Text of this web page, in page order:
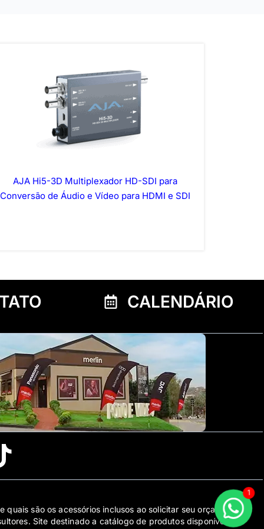
AJA Hi5-3D Multiplexador HD-SDI para
Conversão de Áudio e Vídeo para HDMI e SDI
CALENDÁRIO
quais são os acessórios inclusos ao solicitar seu orçamento
Site destinado a catálogo de produtos disponíveis
1